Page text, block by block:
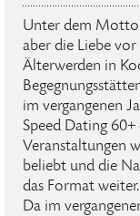
Unter dem Motto
aber die Liebe
Älterwerden in
im vergangenen
Speed Dating
Veranstaltungen
beliebt und die
das Format weiter.
Da im